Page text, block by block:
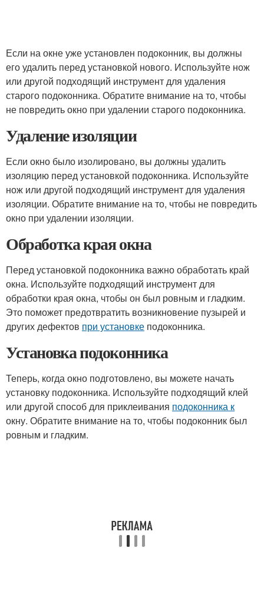
Если на окне уже установлен подоконник, вы должны
его удалить перед установкой нового. Используйте нож
или другой подходящий инструмент для удаления
старого подоконника. Обратите внимание на то, чтобы
не повредить окно при удалении старого подоконника.
Удаление изоляции
Если окно было изолировано, вы должны удалить
изоляцию перед установкой подоконника. Используйте
нож или другой подходящий инструмент для удаления
изоляции. Обратите внимание на то, чтобы не повредить
окно при удалении изоляции.
Обработка края окна
Перед установкой подоконника важно обработать край
окна. Используйте подходящий инструмент для
обработки края окна, чтобы он был ровным и гладким.
Это поможет предотвратить возникновение пузырей и
других дефектов при установке подоконника.
Установка подоконника
Теперь, когда окно подготовлено, вы можете начать
установку подоконника. Используйте подходящий клей
или другой способ для приклеивания подоконника к
окну. Обратите внимание на то, чтобы подоконник был
ровным и гладким.